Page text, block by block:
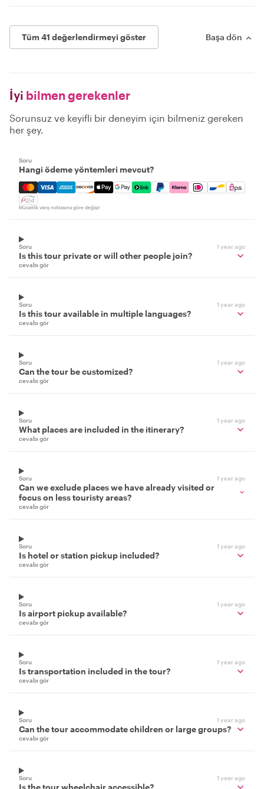
Tüm 41 değerlendirmeyi göster Başa dön
İyi bilmen gerekenler
Sorunsuz ve keyifli bir deneyim için bilmeniz gereken
her şey.
Soru
Hangi ödeme yöntemleri mevcut?
Mastercard, Visa, Amex, Discover, Apple Pay, Google
Müsaitlik varış noktasına göre değişir
Soru 1 year ago
Is this tour private or will other people join?
cevabı gör
Soru 1 year ago
Is this tour available in multiple languages?
cevabı gör
Soru 1 year ago
Can the tour be customized?
cevabı gör
Soru 1 year ago
What places are included in the itinerary?
cevabı gör
Soru 1 year ago
Can we exclude places we have already visited or
focus on less touristy areas?
cevabı gör
Soru 1 year ago
Is hotel or station pickup included?
cevabı gör
Soru 1 year ago
Is airport pickup available?
cevabı gör
Soru 1 year ago
Is transportation included in the tour?
cevabı gör
Soru 1 year ago
Can the tour accommodate children or large groups?
cevabı gör
Soru 1 year ago